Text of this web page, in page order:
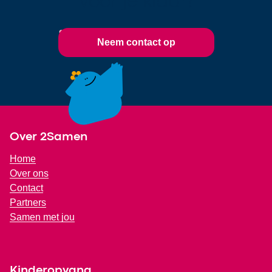
Neem contact op
Over 2Samen
Home
Over ons
Contact
Partners
Samen met jou